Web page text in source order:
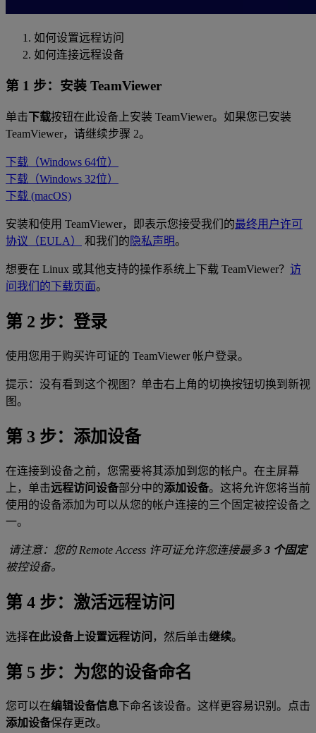
‌如何设置远程访问
如何连接远程设备
第 1 步：安装 TeamViewer
单击下载按钮在此设备上安装 TeamViewer。如果您已安装
TeamViewer，请继续步骤 2。
下载（Windows 64位）
下载（Windows 32位）
下载 (macOS)
安装和使用 TeamViewer，即表示您接受我们的最终用户许可
协议（EULA）
和我们的 隐私声明。
想要在 Linux 或其他支持的操作系统上下载 TeamViewer？ 访
问我们的下载页面。
第 2 步：登录
使用您用于购买许可证的 TeamViewer 帐户登录。
提示：没有看到这个视图？单击右上角的切换按钮切换到新视
图。
第 3 步：添加设备
在连接到设备之前，您需要将其添加到您的帐户。在主屏幕
上，单击远程访问设备部分中的添加设备。这将允许您将当前
使用的设备添加为可以从您的帐户连接的三个固定被控设备之
一。
请注意：您的 Remote Access 许可证允许您连接最多3 个固定
被控设备。
第 4 步：激活远程访问
选择在此设备上设置远程访问 ，然后单击继续。
第 5 步：为您的设备命名
您可以在编辑设备信息 下命名该设备。这样更容易识别。点击
添加设备保存更改。